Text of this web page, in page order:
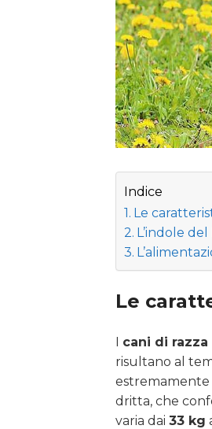
Indice
Le
L’indole
Le
I cani di
risultano al
estremamente
dritta, che
varia dai 33 kg